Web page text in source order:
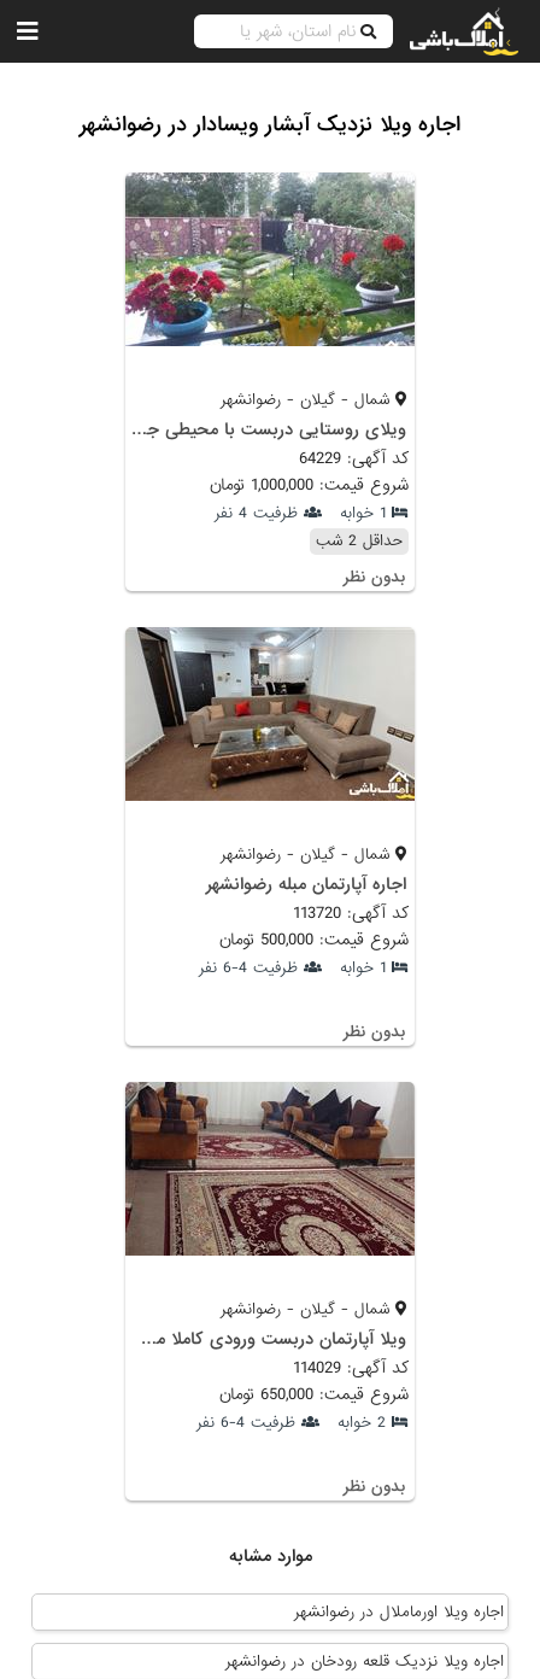
اجاره ویلا نزدیک آبشار ویسادار در رضوانشهر
شمال - گیلان - رضوانشهر
ویلای روستایی دربست با محیطی جنگلی
کد آگهی: 64229
شروع قیمت: 1,000,000 تومان
1 خوابه
ظرفیت 4 نفر
حداقل 2 شب
بدون نظر
شمال - گیلان - رضوانشهر
اجاره آپارتمان مبله رضوانشهر
کد آگهی: 113720
شروع قیمت: 500,000 تومان
1 خوابه ظرفیت 4-6 نفر
بدون نظر
شمال - گیلان - رضوانشهر
ویلا آپارتمان دربست ورودی کاملا مستقل
کد آگهی: 114029
شروع قیمت: 650,000 تومان
2 خوابه ظرفیت 4-6 نفر
بدون نظر
موارد مشابه
اجاره ویلا اورماملال در رضوانشهر
اجاره ویلا نزدیک قلعه رودخان در رضوانشهر